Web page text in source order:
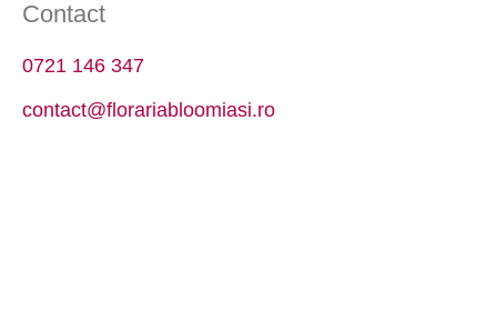
Contact
0721 146 347
contact@florariabloomiasi.ro